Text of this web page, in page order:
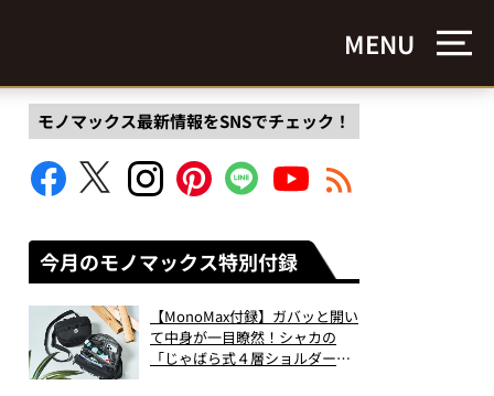
MENU
モノマックス最新情報をSNSでチェック！
今月のモノマックス特別付録
【MonoMax付録】ガバッと開い
て中身が一目瞭然！シャカの
「じゃばら式４層ショルダーバ